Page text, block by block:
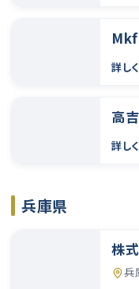
詳し
高
詳し
兵庫県
株
兵